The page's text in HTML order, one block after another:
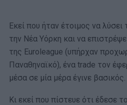
Εκεί που ήταν έτοιμος να λύσει
την Νέα Υόρκη και να
της Euroleague (υπήρχαν
Παναθηναϊκό), ένα trade τον
μέσα σε μία μέρα έγινε βασικός.
Κι εκεί που πίστευε ότι έδεσε